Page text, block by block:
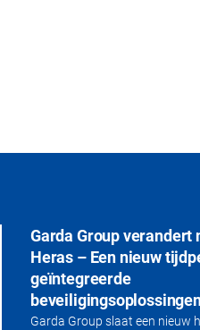
Garda Group verandert
Heras – Een nieuw
geïntegreerde
Garda Group slaat een nieuw